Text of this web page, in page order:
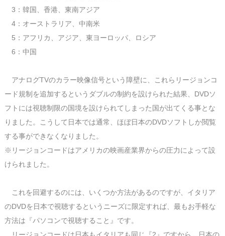
3：韓国、香港、東南アジア
4：オーストラリア、中南米
5：アフリカ、アジア、東ヨーロッパ、ロシア
6：中国
アナログTVのカラー映像信号という障壁に、これらリージョンコ
ード規制を追加するというダブルの制約を設けられた結果、DVDソ
フトには視聴制限の国境を設けられてしまった国が出てくる事とな
りました。こうして日本では通常、ほぼ日本のDVDソフトしか閲覧
する事ができなくなりました。
※リージョンコードはアメリカの映画産業界からの圧力によって設
けられました。
これを回避するのには、いくつか方法があるのですが、イタリア
のDVDを日本で視聴するというニーズに限定すれば、最もお手軽な
方法は『パソコンで視聴すること』です。
リージョンコードは日本もイタリアも同じ『2』ですから、日本の